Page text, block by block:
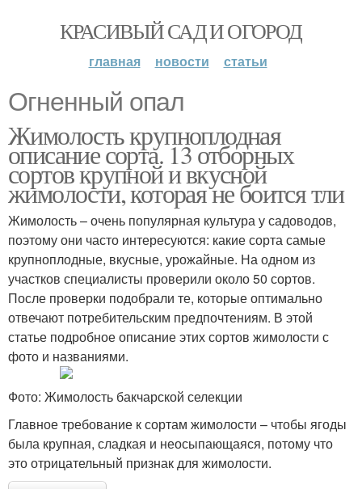
КРАСИВЫЙ САД И ОГОРОД
главная новости статьи
Огненный опал
Жимолость крупноплодная
описание сорта. 13 отборных
сортов крупной и вкусной
жимолости, которая не боится тли
Жимолость – очень популярная культура у садоводов,
поэтому они часто интересуются: какие сорта самые
крупноплодные, вкусные, урожайные. На одном из
участков специалисты проверили около 50 сортов.
После проверки подобрали те, которые оптимально
отвечают потребительским предпочтениям. В этой
статье подробное описание этих сортов жимолости с
фото и названиями.
Фото: Жимолость бакчарской селекции
Главное требование к сортам жимолости – чтобы ягоды
была крупная, сладкая и неосыпающаяся, потому что
это отрицательный признак для жимолости.